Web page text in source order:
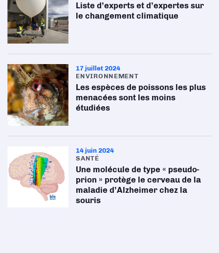
Liste d’experts et d’expertes sur
le changement climatique
17 juillet 2024
ENVIRONNEMENT
Les espèces de poissons les plus
menacées sont les moins
étudiées
14 juin 2024
SANTÉ
Une molécule de type « pseudo-
prion » protège le cerveau de la
maladie d’Alzheimer chez la
souris